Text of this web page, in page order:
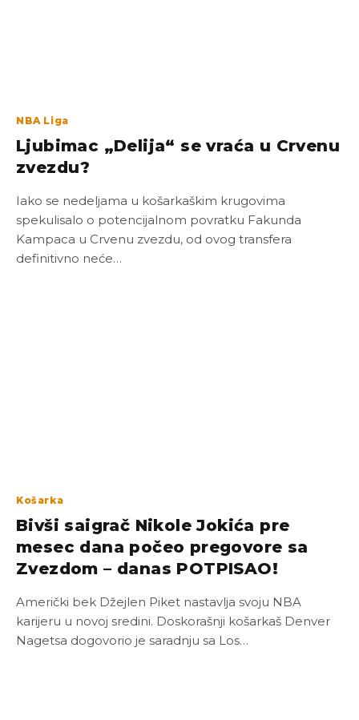
NBA Liga
Ljubimac „Delija“ se vraća u Crvenu
zvezdu?
Iako se nedeljama u košarkaškim krugovima
spekulisalo o potencijalnom povratku Fakunda
Kampaca u Crvenu zvezdu, od ovog transfera
definitivno neće…
Košarka
Bivši saigrač Nikole Jokića pre
mesec dana počeo pregovore sa
Zvezdom – danas POTPISAO!
Američki bek Džejlen Piket nastavlja svoju NBA
karijeru u novoj sredini. Doskorašnji košarkaš Denver
Nagetsa dogovorio je saradnju sa Los…